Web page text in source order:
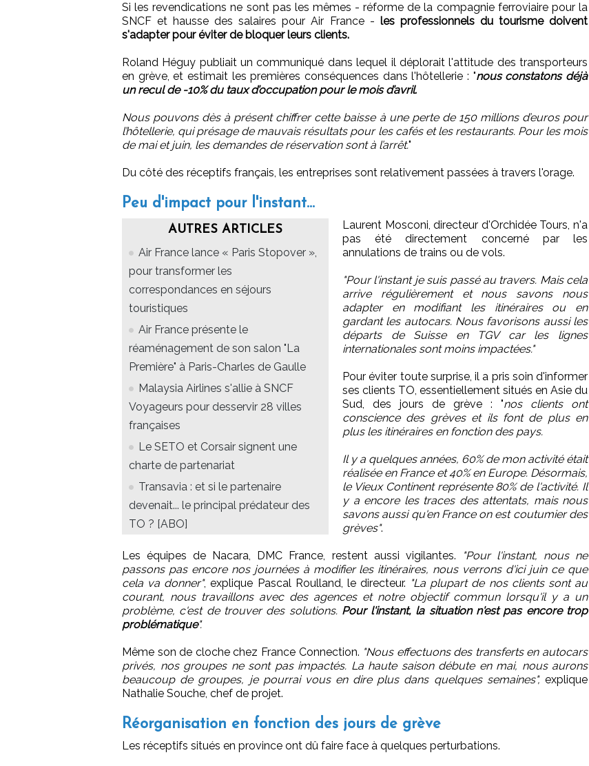
Si les revendications ne sont pas les mêmes - réforme de la compagnie ferroviaire pour la
SNCF et hausse des salaires pour Air France - les professionnels du tourisme doivent
s'adapter pour éviter de bloquer leurs clients.
Roland Héguy publiait un communiqué dans lequel il déplorait l'attitude des transporteurs
en grève, et estimait les premières conséquences dans l'hôtellerie : "nous constatons déjà
un recul de -10% du taux d’occupation pour le mois d’avril.
Nous pouvons dès à présent chiffrer cette baisse à une perte de 150 millions d’euros pour
l’hôtellerie, qui présage de mauvais résultats pour les cafés et les restaurants. Pour les mois
de mai et juin, les demandes de réservation sont à l’arrêt."
Du côté des réceptifs français, les entreprises sont relativement passées à travers l'orage.
Peu d'impact pour l'instant...
AUTRES ARTICLES
Air France lance « Paris Stopover »,
pour transformer les
correspondances en séjours
touristiques
Air France présente le
réaménagement de son salon "La
Première" à Paris-Charles de Gaulle
Malaysia Airlines s'allie à SNCF
Voyageurs pour desservir 28 villes
françaises
Le SETO et Corsair signent une
charte de partenariat
Transavia : et si le partenaire
devenait... le principal prédateur des
TO ? [ABO]
Laurent Mosconi, directeur d'Orchidée Tours, n'a
pas été directement concerné par les
annulations de trains ou de vols.
"Pour l'instant je suis passé au travers. Mais cela
arrive régulièrement et nous savons nous
adapter en modifiant les itinéraires ou en
gardant les autocars. Nous favorisons aussi les
départs de Suisse en TGV car les lignes
internationales sont moins impactées."
Pour éviter toute surprise, il a pris soin d'informer
ses clients TO, essentiellement situés en Asie du
Sud, des jours de grève : "nos clients ont
conscience des grèves et ils font de plus en
plus les itinéraires en fonction des pays.
Il y a quelques années, 60% de mon activité était
réalisée en France et 40% en Europe. Désormais,
le Vieux Continent représente 80% de l'activité. Il
y a encore les traces des attentats, mais nous
savons aussi qu'en France on est coutumier des
grèves".
Les équipes de Nacara, DMC France, restent aussi vigilantes.
"Pour l'instant, nous ne
passons pas encore nos journées à modifier les itinéraires, nous verrons d'ici juin ce que
cela va donner", explique Pascal Roulland, le directeur. "La plupart de nos clients sont au
courant, nous travaillons avec des agences et notre objectif commun lorsqu'il y a un
problème, c'est de trouver des solutions. Pour l'instant, la situation n'est pas encore trop
problématique".
Même son de cloche chez France Connection. "Nous effectuons des transferts en autocars
privés, nos groupes ne sont pas impactés. La haute saison débute en mai, nous aurons
beaucoup de groupes, je pourrai vous en dire plus dans quelques semaines",explique
Nathalie Souche, chef de projet.
Réorganisation en fonction des jours de grève
Les réceptifs situés en province ont dû faire face à quelques perturbations.